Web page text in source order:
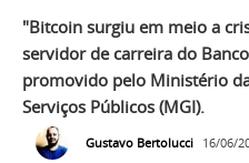
"Bitcoin surgiu em meio a
servidor de carreira do
promovido pelo Ministério
Serviços Públicos (MGI).
Gustavo Bertolucci 16/06/